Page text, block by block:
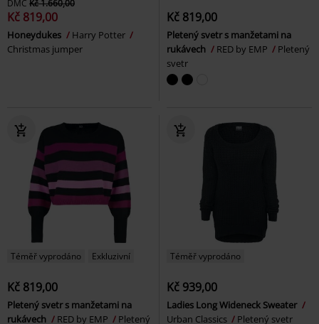
DMC Kč 1.660,00
Kč 819,00
Honeydukes
Harry Potter
Christmas jumper
Kč 819,00
Pletený svetr s manžetami na
rukávech
RED by EMP
Pletený
svetr
Téměř vyprodáno Exkluzivní
Kč 819,00
Pletený svetr s manžetami na
rukávech
RED by EMP
Pletený
Téměř vyprodáno
Kč 939,00
Ladies Long Wideneck Sweater
Urban Classics
Pletený svetr